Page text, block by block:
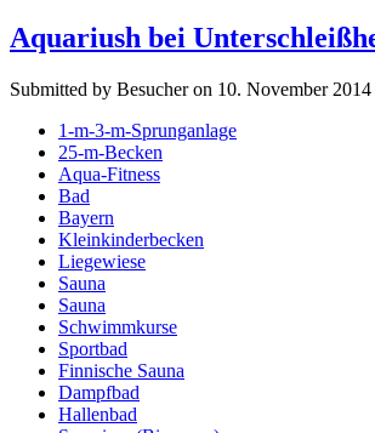
Aquariush bei
Submitted by Besucher on 10. November
1-m-3-m-Sprunganlage
25-m-Becken
Aqua-Fitness
Bad
Bayern
Kleinkinderbecken
Liegewiese
Sauna
Sauna
Schwimmkurse
Sportbad
Finnische Sauna
Dampfbad
Hallenbad